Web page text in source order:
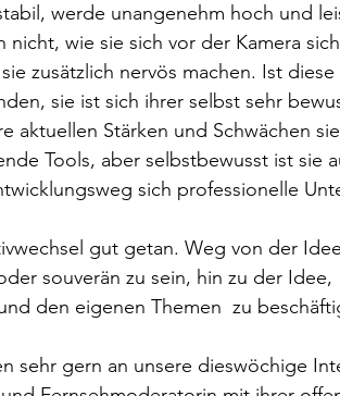
werde unangenehm hoch und
nicht, wie sie sich vor der Kamera
zusätzlich nervös machen. Ist
sie ist sich ihrer selbst sehr
aktuellen Stärken und Schwächen
Tools, aber selbstbewusst ist sie
sich professionelle
gut getan. Weg von der
souverän zu sein, hin zu der
den eigenen Themen  zu
sehr gern an unsere dieswöchige